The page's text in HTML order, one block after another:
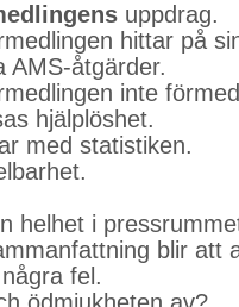
uppdrag.
hittar på
AMS-åtgärder.
inte
hjälplöshet.
med statistiken.
helhet i
blir att
fel.